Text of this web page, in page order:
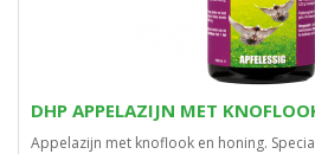
DHP APPELAZIJN MET
Appelazijn met knoflook en honing.